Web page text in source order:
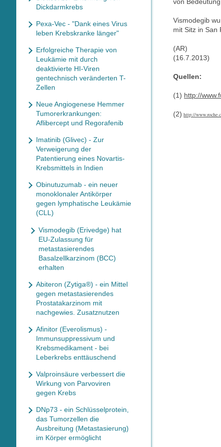
Vismodegib
mit Sitz in San
(AR)
(16.7.2013)
Quellen:
(1) http://
(2) http://
Dickdarmkrebs
Pexa-Vec - "Dank eines Virus
leben Krebskranke länger"
Erfolgreiche Therapie von
Leukämie mit durch
deaktivierte HI-Viren
gentechnisch veränderten T-
Zellen
Neue Angiogenese Hemmer
Tumorerkrankungen:
Aflibercept und Regorafenib
Imatinib (Glivec) - Zur
Verweigerung der
Patentierung eines Novartis-
Krebsmittels in Indien
Obinutuzumab - ein neuer
monoklonaler Antikörper
gegen lymphatische Leukämie
(CLL)
Vismodegib (Erivedge) hat
EU-Zulassung für
metastasierendes
Basalzellkarzinom (BCC)
erhalten
Abiteron (Zytiga®) - ein Mittel
gegen metastasierendes
Prostatakarzinom mit
nachgewies. Zusatznutzen
Afinitor (Everolismus) -
Immunsuppressivum und
Krebsmedikament - bei
Leberkrebs enttäuschend
Valproinsäure verbessert die
Wirkung von Parvoviren
gegen Krebs
DNp73 - ein Schlüsselprotein,
das Tumorzellen die
Ausbreitung (Metastasierung)
im Körper ermöglicht